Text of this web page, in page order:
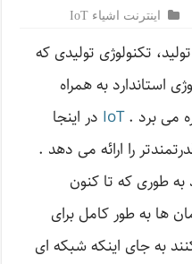
اینترنت اشیاء IoT
تکنولوژی تولیدی که
استاندارد به همراه
می برد .IoT در اینجا
را ارائه می دهد .
به طوری که تا کنون
ها به طور کامل برای
به جای اینکه شبکه ای